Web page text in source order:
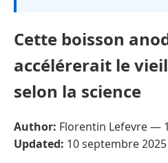
Cette boisson
accélérerait le
selon la science
Author: Florentin Lefevre —
Updated: 10 septembre 2025